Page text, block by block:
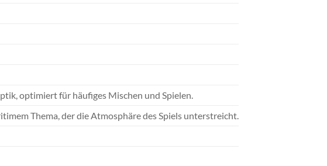
optimiert für häufiges Mischen und Spielen.
Thema, der die Atmosphäre des Spiels unterstreicht.